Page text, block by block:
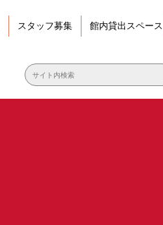
スタッフ募集 館内貸出スペース